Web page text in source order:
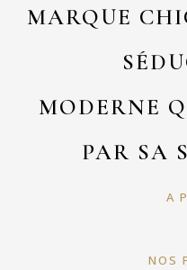
MARQUE
MODERNE
PAR SA
A
NOS